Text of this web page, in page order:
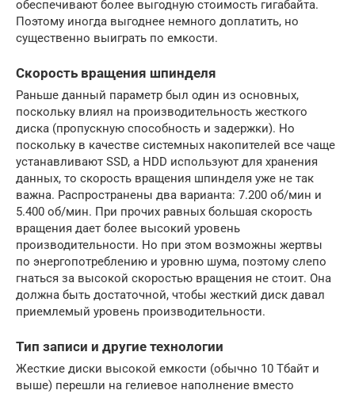
обеспечивают более выгодную стоимость гигабайта.
Поэтому иногда выгоднее немного доплатить, но
существенно выиграть по емкости.
Скорость вращения шпинделя
Раньше данный параметр был один из основных,
поскольку влиял на производительность жесткого
диска (пропускную способность и задержки). Но
поскольку в качестве системных накопителей все чаще
устанавливают SSD, а HDD используют для хранения
данных, то скорость вращения шпинделя уже не так
важна. Распространены два варианта: 7.200 об/мин и
5.400 об/мин. При прочих равных большая скорость
вращения дает более высокий уровень
производительности. Но при этом возможны жертвы
по энергопотреблению и уровню шума, поэтому слепо
гнаться за высокой скоростью вращения не стоит. Она
должна быть достаточной, чтобы жесткий диск давал
приемлемый уровень производительности.
Тип записи и другие технологии
Жесткие диски высокой емкости (обычно 10 Тбайт и
выше) перешли на гелиевое наполнение вместо